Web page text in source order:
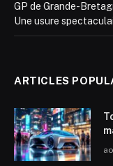
GP de Grande-
Une usure
ARTICLES